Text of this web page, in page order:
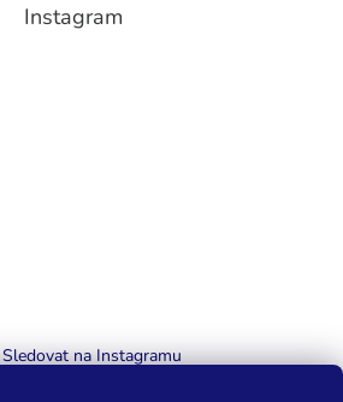
Instagram
Sledovat na Instagramu